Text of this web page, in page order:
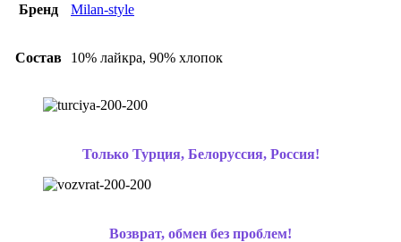
Бренд Milan-style
Состав 10% лайкра, 90% хлопок
Только Турция, Белоруссия, Россия!
Возврат, обмен без проблем!